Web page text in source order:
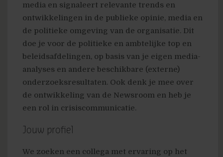
media en signaleert relevante trends en
ontwikkelingen in de publieke opinie, media en
de politieke omgeving van de organisatie. Dit
doe je voor de politieke en ambtelijke top en
beleidsafdelingen, op basis van je eigen media-
analyses en andere beschikbare (externe)
onderzoeksresultaten. Ook denk je mee over
de ontwikkeling van de Newsroom en heb je
een rol in crisiscommunicatie.
Jouw profiel
We zoeken een collega met ervaring op het